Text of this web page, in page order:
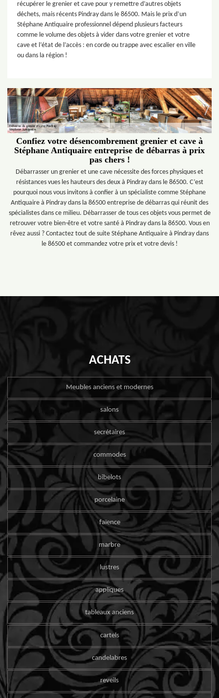
récupérer le grenier et cave pour y remettre d’autres objets
déchets, mais récents Pindray dans le 86500. Mais le prix d’un
Stéphane Antiquaire professionnel dépend plusieurs facteurs
comme le volume des objets à vider dans votre grenier et votre
cave et l’état de l’accès : en corde ou trappe avec escalier en ville
ou dans la région !
Confiez votre désencombrement grenier et cave à
Stéphane Antiquaire entreprise de débarras à prix
pas chers !
Débarrasser un grenier et une cave nécessite des forces physiques et
résistances vues les hauteurs des deux à Pindray dans le 86500. C’est
pourquoi nous vous invitons à confier à un spécialiste comme Stéphane
Antiquaire à Pindray dans la 86500 entreprise de débarras qui réunit des
spécialistes dans ce milieu. Débarrasser de tous ces objets vous permet de
retrouver votre bien-être et votre santé à Pindray dans la 86500. Vous en
rêvez aussi ? Contactez tout de suite Stéphane Antiquaire à Pindray dans
le 86500 et commandez votre prix et votre devis !
ACHATS
Meubles anciens et modernes
salons
secrétaires
commodes
bibelots
porcelaine
faïence
marbre
lustres
appliques
tableaux anciens
cartels
candelabres
reveils